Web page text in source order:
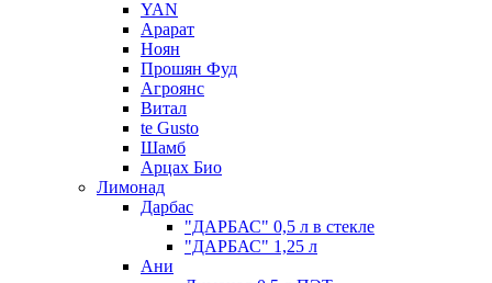
YAN
Арарат
Ноян
Прошян Фуд
Агроянс
Витал
te Gusto
Шамб
Арцах Био
Лимонад
Дарбас
"ДАРБАС" 0,5 л в стекле
"ДАРБАС" 1,25 л
Ани